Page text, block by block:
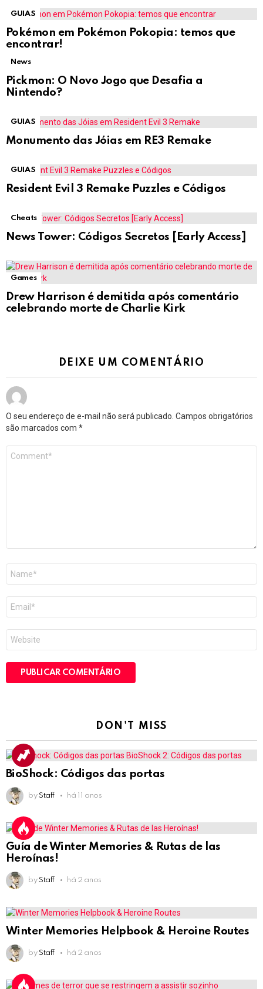
GUIAS
Pokémon em Pokémon Pokopia: temos que
encontrar!
News
Pickmon: O Novo Jogo que Desafia a
Nintendo?
GUIAS
Monumento das Jóias em RE3 Remake
GUIAS
Resident Evil 3 Remake Puzzles e Códigos
Cheats
News Tower: Códigos Secretos [Early Access]
Games
Drew Harrison é demitida após comentário
celebrando morte de Charlie Kirk
DEIXE UM COMENTÁRIO
O seu endereço de e-mail não será publicado. Campos obrigatórios
são marcados com *
mail
*
DON'T MISS
BioShock: Códigos das portas
by Staff há 11 anos
Guía de Winter Memories & Rutas de las
Heroínas!
by Staff há 2 anos
Winter Memories Helpbook & Heroine Routes
by Staff há 2 anos